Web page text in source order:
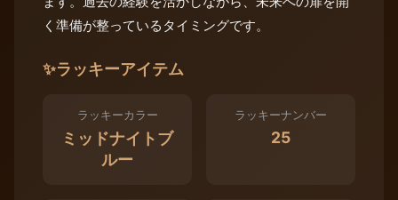
く準備が整っているタイミングです。
✨ラッキーアイテム
ラッキーカラー
ミッドナイトブ
ルー
ラッキーナンバー
25